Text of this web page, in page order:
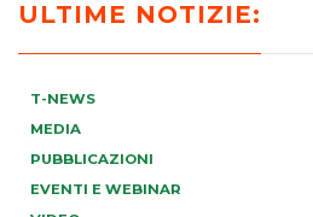
ULTIME NOTIZIE:
T-NEWS
MEDIA
PUBBLICAZIONI
EVENTI E WEBINAR